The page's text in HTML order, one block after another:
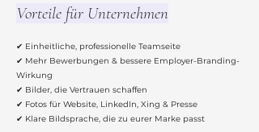
Vorteile für Unternehmen
✔ Einheitliche, professionelle Teamseite
✔ Mehr Bewerbungen & bessere Employer-Branding-
Wirkung
✔ Bilder, die Vertrauen schaffen
✔ Fotos für Website, LinkedIn, Xing & Presse
✔ Klare Bildsprache, die zu eurer Marke passt